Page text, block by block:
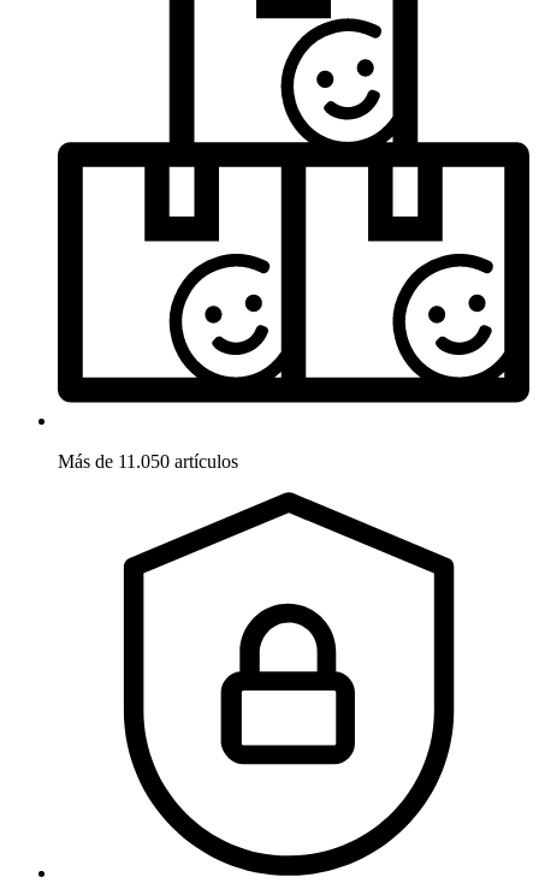
Más de 11.050 artículos